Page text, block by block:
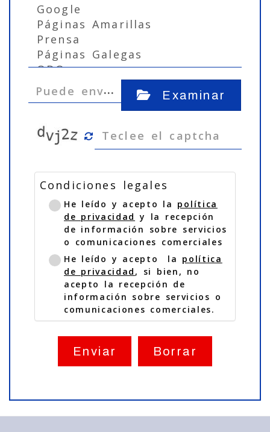
…
Puede env
iarnos alg
ún Fichero
( Imagene
PDF, DW
G...etc)
Examinar
Condiciones legales
He leído y acepto la política
de privacidad y la recepción
de información sobre servicios
o comunicaciones comerciales
He leído y acepto la política
de privacidad , si bien, no
acepto la recepción de
información sobre servicios o
comunicaciones comerciales.
Enviar Borrar